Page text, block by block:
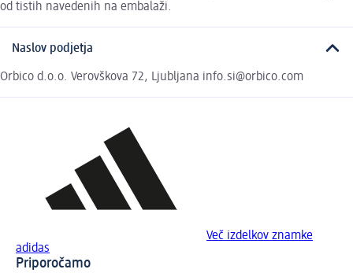
od tistih navedenih na embalaži.
Naslov podjetja
Orbico d.o.o. Verovškova 72, Ljubljana info.si@orbico.com
Več izdelkov znamke
adidas
Priporočamo